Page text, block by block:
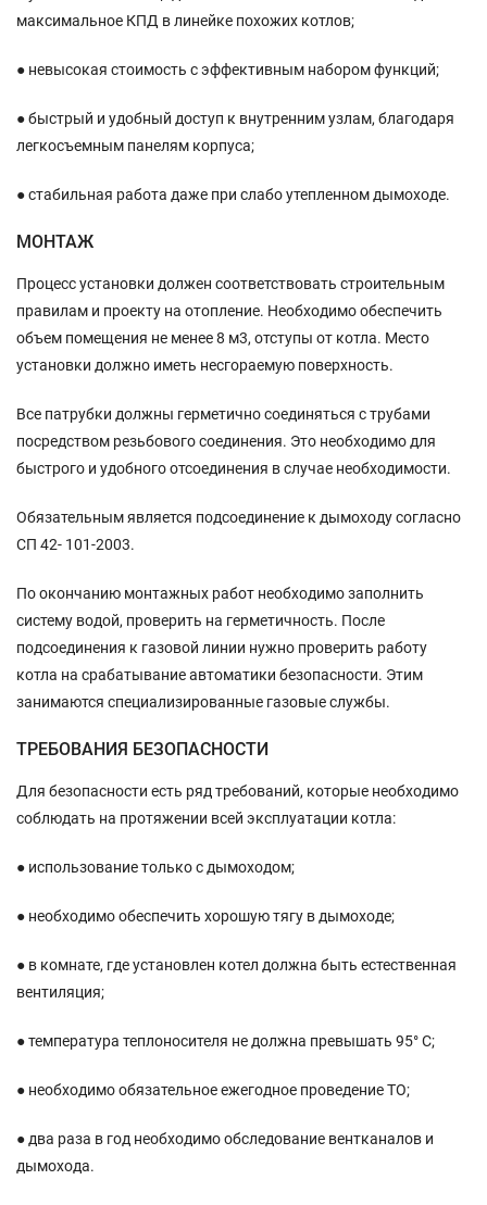
максимальное КПД в линейке похожих котлов;
● невысокая стоимость с эффективным набором функций;
● быстрый и удобный доступ к внутренним узлам, благодаря
легкосъемным панелям корпуса;
● стабильная работа даже при слабо утепленном дымоходе.
МОНТАЖ
Процесс установки должен соответствовать строительным
правилам и проекту на отопление. Необходимо обеспечить
объем помещения не менее 8 м3, отступы от котла. Место
установки должно иметь несгораемую поверхность.
Все патрубки должны герметично соединяться с трубами
посредством резьбового соединения. Это необходимо для
быстрого и удобного отсоединения в случае необходимости.
Обязательным является подсоединение к дымоходу согласно
СП 42- 101-2003.
По окончанию монтажных работ необходимо заполнить
систему водой, проверить на герметичность. После
подсоединения к газовой линии нужно проверить работу
котла на срабатывание автоматики безопасности. Этим
занимаются специализированные газовые службы.
ТРЕБОВАНИЯ БЕЗОПАСНОСТИ
Для безопасности есть ряд требований, которые необходимо
соблюдать на протяжении всей эксплуатации котла:
● использование только с дымоходом;
● необходимо обеспечить хорошую тягу в дымоходе;
● в комнате, где установлен котел должна быть естественная
вентиляция;
● температура теплоносителя не должна превышать 95° С;
● необходимо обязательное ежегодное проведение ТО;
● два раза в год необходимо обследование вентканалов и
дымохода.